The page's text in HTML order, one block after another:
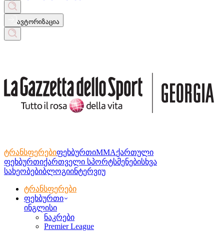
ავტორიზაცია
ტრანსფერებიფეხბურთიMMAქართული
ფეხბურთიქართველი სპორტსმენებისხვა
სახეობებიბლოგიინტერვიუ
ტრანსფერები
ფეხბურთი
ინგლისი
ნაკრები
Premier League